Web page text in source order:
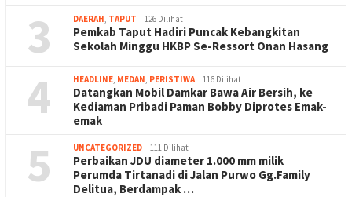
3 DAERAH, TAPUT 126 Dilihat
Pemkab Taput Hadiri Puncak Kebangkitan
Sekolah Minggu HKBP Se-Ressort Onan Hasang
4 HEADLINE, MEDAN, PERISTIWA 116 Dilihat
Datangkan Mobil Damkar Bawa Air Bersih, ke
Kediaman Pribadi Paman Bobby Diprotes Emak-
emak
5 UNCATEGORIZED 111 Dilihat
Perbaikan JDU diameter 1.000 mm milik
Perumda Tirtanadi di Jalan Purwo Gg.Family
Delitua, Berdampak …